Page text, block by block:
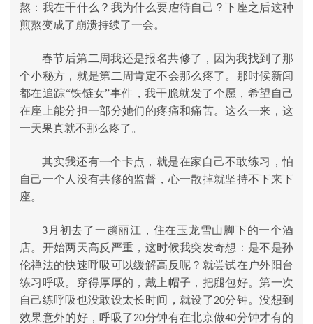
熬：我在干什么？我为什么要虐待自己？下座之后这种
煎熬变成了崩溃持续了一会。
春节后第二周我还是报名共修了，因为我找到了那
个小秘方，就是第二周肯定不会那么疼了。那时候新闻
都在追踪“铁链女”事件，我干脆就发了个愿，希望自己
在座上能分担一部分她们的疼痛和痛苦。这么一来，这
一天果真就不那么疼了。
其实我还有一个卡点，就是在家自己不敢练习，怕
自己一个人没有共修的监督，心一散掉就坚持不下来下
座。
3 月初去了一趟丽江，住在玉龙雪山脚下的一个酒
店。开始两天高反严重，这时候我突发奇想：是不是孙
伦禅法的快速呼吸可以缓解高反呢？就尝试在户外阳台
练习呼吸。穿得厚厚的，戴上帽子，把腿包好。第一次
自己练呼吸也没敢设太长时间，就设了20分钟。没想到
效果意外的好，呼吸了20分钟有在北京做40分钟才有的